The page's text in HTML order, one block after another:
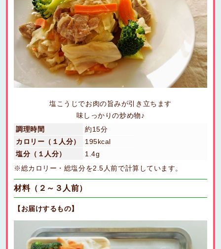
塩こうじでお肉の旨みが引き立ちます
味しっかりの炒め物♪
調理時間
約15分
カロリー（１人分）
195kcal
塩分（１人分）
1.4g
※総カロリー・総塩分を2.5人前で計算しています。
材料（２～３人前）
【お届けするもの】